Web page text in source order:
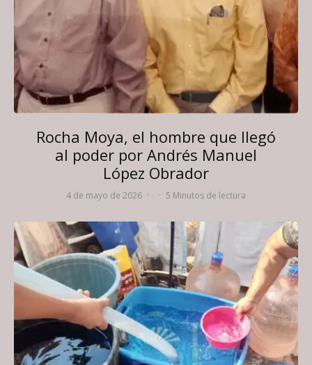
Rocha Moya, el hombre que llegó
al poder por Andrés Manuel
López Obrador
4 de mayo de 2026 · · 5 Minutos de lectura